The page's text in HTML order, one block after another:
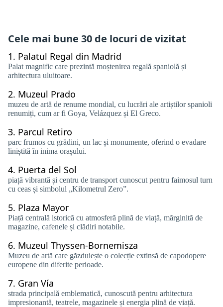
Cele mai bune 30 de locuri de vizitat
1. Palatul Regal din Madrid
Palat magnific care prezintă moștenirea regală spaniolă și
arhitectura uluitoare.
2. Muzeul Prado
muzeu de artă de renume mondial, cu lucrări ale artiștilor spanioli
renumiți, cum ar fi Goya, Velázquez și El Greco.
3. Parcul Retiro
parc frumos cu grădini, un lac și monumente, oferind o evadare
liniștită în inima orașului.
4. Puerta del Sol
piață vibrantă și centru de transport cunoscut pentru faimosul turn
cu ceas și simbolul „Kilometrul Zero”.
5. Plaza Mayor
Piață centrală istorică cu atmosferă plină de viață, mărginită de
magazine, cafenele și clădiri notabile.
6. Muzeul Thyssen-Bornemisza
Muzeu de artă care găzduiește o colecție extinsă de capodopere
europene din diferite perioade.
7. Gran Vía
strada principală emblematică, cunoscută pentru arhitectura
impresionantă, teatrele, magazinele și energia plină de viață.